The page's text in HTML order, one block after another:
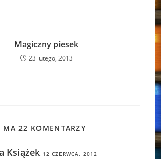
Magiczny piesek
23 lutego, 2013
MA 22 KOMENTARZY
Książek 12 CZERWCA, 2012